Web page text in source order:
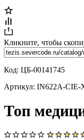
Кликните, чтобы
Код: ЦБ-00141745
Артикул: IN622A-CIE-
Топ